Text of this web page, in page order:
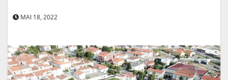
MAI 18, 2022